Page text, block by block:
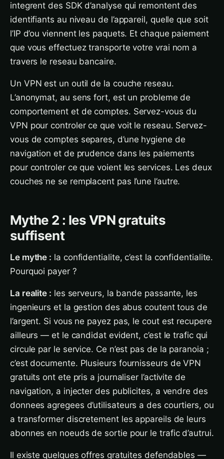
integrent des SDK d’analyse qui remontent des
identifiants au niveau de l’appareil, quelle que soit
l’IP d’ou viennent les paquets. Et chaque paiement
que vous effectuez transporte votre vrai nom a
travers le reseau bancaire.
Un VPN est un outil de la couche reseau.
L’anonymat, au sens fort, est un probleme de
comportement et de comptes. Servez-vous du
VPN pour controler ce que voit le reseau. Servez-
vous de comptes separes, d’une hygiene de
navigation et de prudence dans les paiements
pour controler ce que voient les services. Les deux
couches ne se remplacent pas l’une l’autre.
Mythe 2 : les VPN gratuits
suffisent
Le mythe : la confidentialite, c’est la confidentialite.
Pourquoi payer ?
La realite : les serveurs, la bande passante, les
ingenieurs et la gestion des abus coutent tous de
l’argent. Si vous ne payez pas, le cout est recupere
ailleurs — et le candidat evident, c’est le trafic qui
circule par le service. Ce n’est pas de la paranoia ;
c’est documente. Plusieurs fournisseurs de VPN
gratuits ont ete pris a journaliser l’activite de
navigation, a injecter des publicites, a vendre des
donnees agregees d’utilisateurs a des courtiers, ou
a transformer discretement les appareils de leurs
abonnes en noeuds de sortie pour le trafic d’autrui.
Il existe quelques offres gratuites defendables —